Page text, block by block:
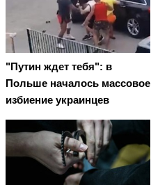
"Путин ждет тебя": в
Польше началось массовое
избиение украинцев